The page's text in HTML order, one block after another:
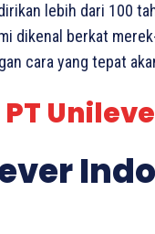
lebih dari 100
dikenal berkat
cara yang tepat
PT